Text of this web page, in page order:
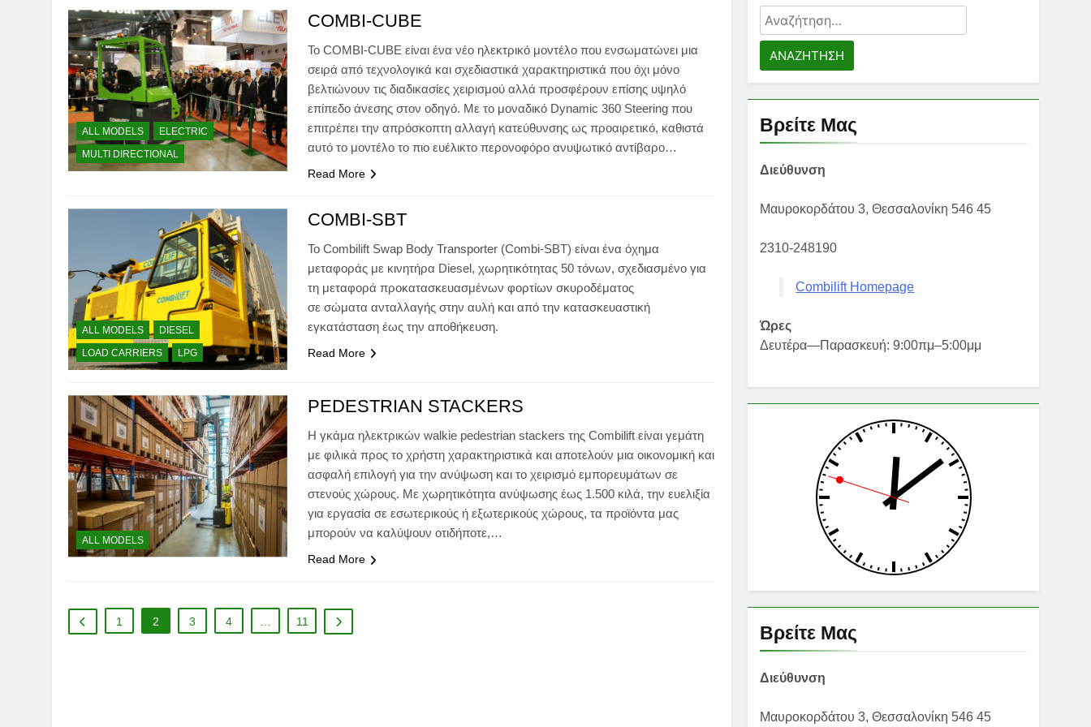
ALL MODELS
ELECTRIC
MULTI DIRECTIONAL
COMBI-CUBE
Το COMBI-CUBE είναι ένα νέο ηλεκτρικό μοντέλο που ενσωματώνει μια
σειρά από τεχνολογικά και σχεδιαστικά χαρακτηριστικά που όχι μόνο
βελτιώνουν τις διαδικασίες χειρισμού αλλά προσφέρουν επίσης υψηλό
επίπεδο άνεσης στον οδηγό. Με το μοναδικό Dynamic 360 Steering που
επιτρέπει την απρόσκοπτη αλλαγή κατεύθυνσης ως προαιρετικό, καθιστά
αυτό το μοντέλο το πιο ευέλικτο περονοφόρο ανυψωτικό αντίβαρο…
Read More
ALL MODELS
DIESEL
LOAD CARRIERS
LPG
COMBI-SBT
Το Combilift Swap Body Transporter (Combi-SBT) είναι ένα όχημα
μεταφοράς με κινητήρα Diesel, χωρητικότητας 50 τόνων, σχεδιασμένο για
τη μεταφορά προκατασκευασμένων φορτίων σκυροδέματος
σε σώματα ανταλλαγής στην αυλή και από την κατασκευαστική
εγκατάσταση έως την αποθήκευση.
Read More
ALL MODELS
PEDESTRIAN STACKERS
Η γκάμα ηλεκτρικών walkie pedestrian stackers της Combilift είναι γεμάτη
με φιλικά προς το χρήστη χαρακτηριστικά και αποτελούν μια οικονομική και
ασφαλή επιλογή για την ανύψωση και το χειρισμό εμπορευμάτων σε
στενούς χώρους. Με χωρητικότητα ανύψωσης έως 1.500 κιλά, την ευελιξία
για εργασία σε εσωτερικούς ή εξωτερικούς χώρους, τα προϊόντα μας
μπορούν να καλύψουν οτιδήποτε,…
Read More
1 2 3 4 … 11
Αναζήτηση
για:
Βρείτε Μας
Διεύθυνση
Μαυροκορδάτου 3, Θεσσαλονίκη 546 45
2310-248190
Combilift Homepage
Ώρες
Δευτέρα—Παρασκευή: 9:00πμ–5:00μμ
Βρείτε Μας
Διεύθυνση
Μαυροκορδάτου 3, Θεσσαλονίκη 546 45